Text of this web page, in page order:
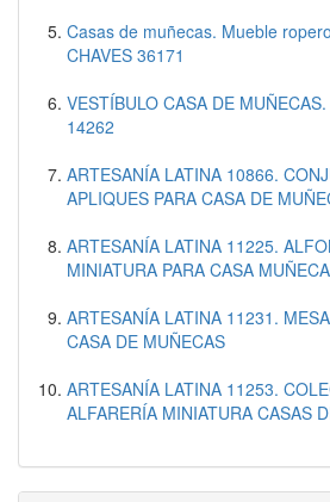
Casas de muñecas. Mueble
CHAVES 36171
VESTÍBULO CASA DE
14262
ARTESANÍA LATINA 10866.
APLIQUES PARA CASA DE
ARTESANÍA LATINA 11225.
MINIATURA PARA CASA
ARTESANÍA LATINA 11231.
CASA DE MUÑECAS
ARTESANÍA LATINA 11253.
ALFARERÍA MINIATURA CASAS